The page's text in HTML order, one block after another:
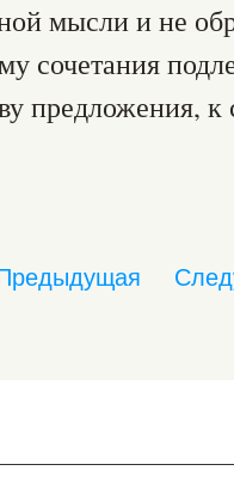
мысли и не
сочетания
предложения, к